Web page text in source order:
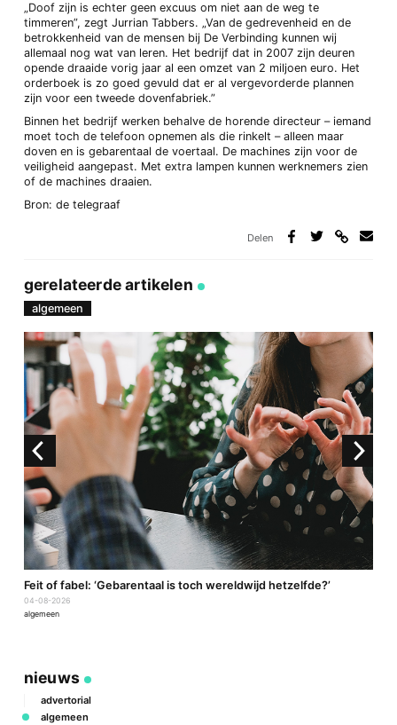
„Doof zijn is echter geen excuus om niet aan de weg te
timmeren”, zegt Jurrian Tabbers. „Van de gedrevenheid en de
betrokkenheid van de mensen bij De Verbinding kunnen wij
allemaal nog wat van leren. Het bedrijf dat in 2007 zijn deuren
opende draaide vorig jaar al een omzet van 2 miljoen euro. Het
orderboek is zo goed gevuld dat er al vergevorderde plannen
zijn voor een tweede dovenfabriek.”
Binnen het bedrijf werken behalve de horende directeur – iemand
moet toch de telefoon opnemen als die rinkelt – alleen maar
doven en is gebarentaal de voertaal. De machines zijn voor de
veiligheid aangepast. Met extra lampen kunnen werknemers zien
of de machines draaien.
Bron: de telegraaf
Delen
gerelateerde artikelen
algemeen
Feit of fabel: ‘Gebarentaal is toch wereldwijd hetzelfde?’
04-08-2026
algemeen
nieuws
advertorial
algemeen